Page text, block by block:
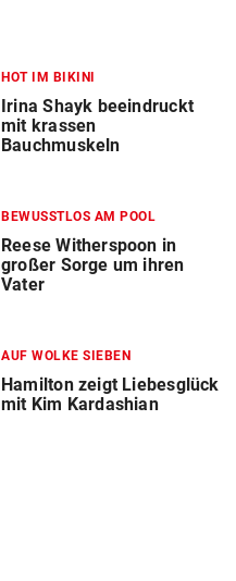
HOT IM BIKINI
Irina Shayk beeindruckt
mit krassen
Bauchmuskeln
BEWUSSTLOS AM POOL
Reese Witherspoon in
großer Sorge um ihren
Vater
AUF WOLKE SIEBEN
Hamilton zeigt Liebesglück
mit Kim Kardashian